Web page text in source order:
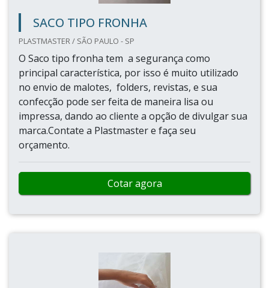
SACO TIPO FRONHA
PLASTMASTER / SÃO PAULO - SP
O Saco tipo fronha tem a segurança como
principal característica, por isso é muito utilizado
no envio de malotes, folders, revistas, e sua
confecção pode ser feita de maneira lisa ou
impressa, dando ao cliente a opção de divulgar sua
marca.Contate a Plastmaster e faça seu
orçamento.
Cotar agora